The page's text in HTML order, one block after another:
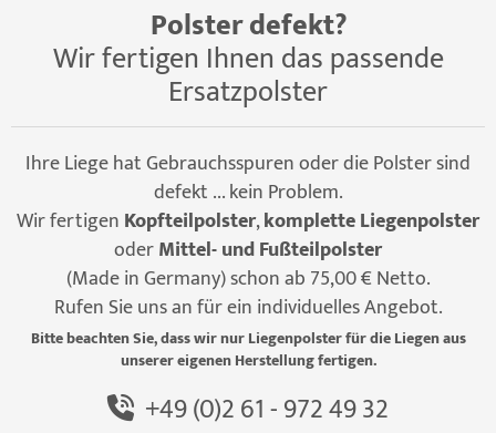
Polster defekt?
Wir fertigen Ihnen das passende
Ersatzpolster
Ihre Liege hat Gebrauchsspuren oder die Polster sind
defekt ... kein Problem.
Wir fertigen Kopfteilpolster,komplette Liegenpolster
oderMittel- und Fußteilpolster
(Made in Germany) schon ab 75,00 € Netto.
Rufen Sie uns an für ein individuelles Angebot.
Bitte beachten Sie, dass wir nur Liegenpolster für die Liegen aus
unserer eigenen Herstellung fertigen.
+49 (0)2 61 - 972 49 32